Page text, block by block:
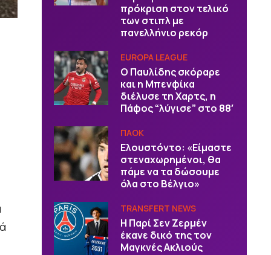
πρόκριση στον τελικό
των στιπλ με
πανελλήνιο ρεκόρ
EUROPA LEAGUE
Ο Παυλίδης σκόραρε
και η Μπενφίκα
διέλυσε τη Χαρτς, η
Πάφος “λύγισε” στο 88′
ΠΑΟΚ
Ελουστόντο: «Είμαστε
στεναχωρημένοι, θα
πάμε να τα δώσουμε
όλα στο Βέλγιο»
TRANSFERT NEWS
Η Παρί Σεν Ζερμέν
έκανε δικό της τον
Μαγκνές Ακλιούς